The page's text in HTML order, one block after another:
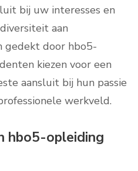
bij uw interesses en
aan
gedekt door hbo5-
kiezen voor een
aansluit bij hun passie
werkveld.
hbo5-opleiding